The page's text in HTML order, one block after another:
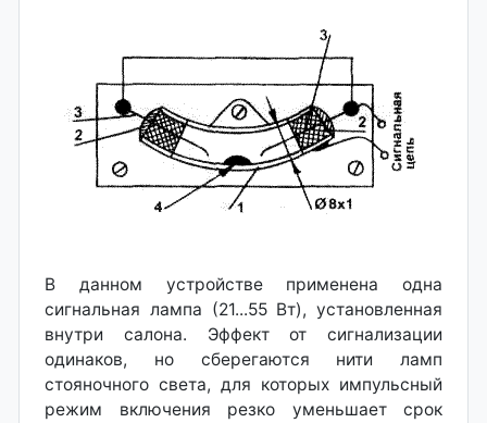
В данном устройстве применена одна
сигнальная лампа (21...55 Вт), установленная
внутри салона. Эффект от сигнализации
одинаков, но сберегаются нити ламп
стояночного света, для которых импульсный
режим включения резко уменьшает срок